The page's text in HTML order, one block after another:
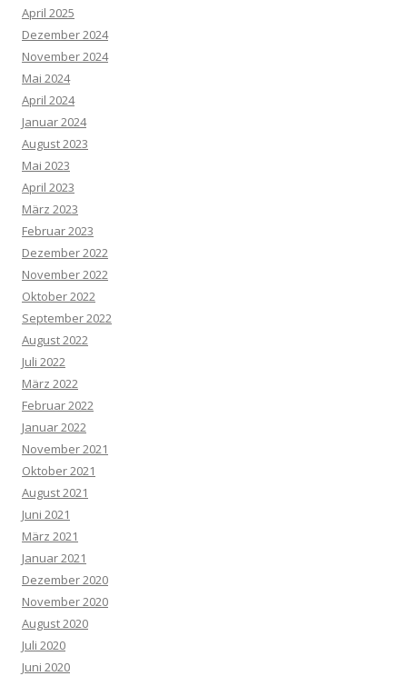
April 2025
Dezember 2024
November 2024
Mai 2024
April 2024
Januar 2024
August 2023
Mai 2023
April 2023
März 2023
Februar 2023
Dezember 2022
November 2022
Oktober 2022
September 2022
August 2022
Juli 2022
März 2022
Februar 2022
Januar 2022
November 2021
Oktober 2021
August 2021
Juni 2021
März 2021
Januar 2021
Dezember 2020
November 2020
August 2020
Juli 2020
Juni 2020